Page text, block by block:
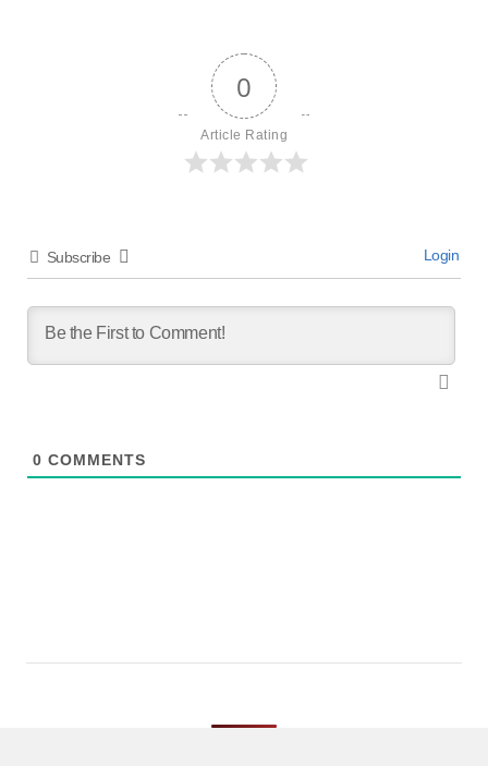
0
Article Rating
Subscribe Login
0 COMMENTS